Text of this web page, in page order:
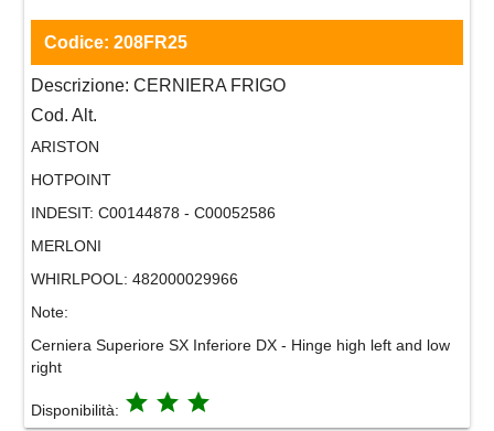
Codice: 208FR25
Descrizione: CERNIERA FRIGO
Cod. Alt.
ARISTON
HOTPOINT
INDESIT: C00144878 - C00052586
MERLONI
WHIRLPOOL: 482000029966
Note:
Cerniera Superiore SX Inferiore DX - Hinge high left and low
right
Disponibilità: grade grade grade